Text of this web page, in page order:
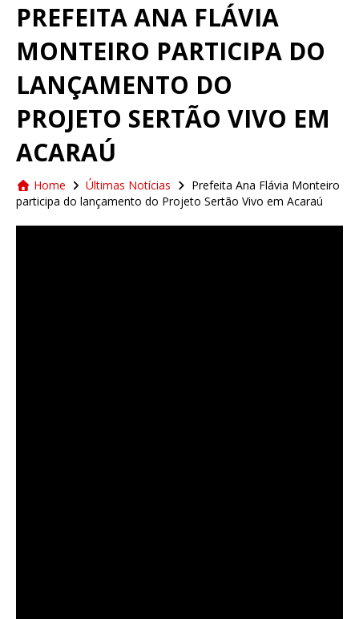
PREFEITA ANA FLÁVIA
MONTEIRO PARTICIPA DO
LANÇAMENTO DO
PROJETO SERTÃO VIVO EM
ACARAÚ
Home Últimas Notícias
Prefeita Ana Flávia Monteiro
participa do lançamento do Projeto Sertão Vivo em Acaraú